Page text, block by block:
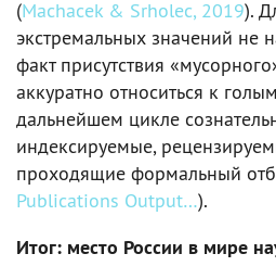
(Machacek & Srholec, 2019).
экстремальных значений не
факт присутствия
аккуратно относиться к
дальнейшем цикле
индексируемые,
проходящие формальный
Publications Output…).
Итог: место России в мире